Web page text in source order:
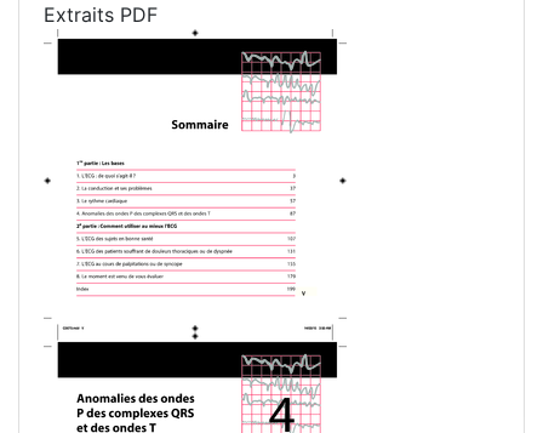
Extraits PDF